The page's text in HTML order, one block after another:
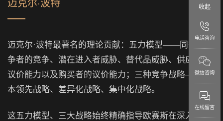
迈克尔·波特最著名的理论贡献：五力模型——同行业竞
争者的竞争、潜在进入者威胁、替代品威胁、供应商的
议价能力以及购买者的议价能力；三种竞争战略——成
本领先战略、差异化战略、集中化战略。
这五力模型、三大战略始终精确指导欧赛斯在深入了解
收起
电话咨询
微信咨询
在线留言